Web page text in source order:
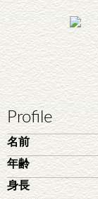
Profile
名前
年齢
身長